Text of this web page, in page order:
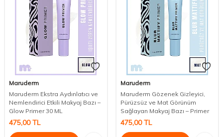
Maruderm
Maruderm Ekstra Aydınlatıcı ve
Nemlendirici Etkili Makyaj Bazı –
Glow Primer 30 ML
475,00TL
Maruderm
Maruderm Gözenek Gizleyici,
Pürüzsüz ve Mat Görünüm
Sağlayan Makyaj Bazı – Primer
475,00TL